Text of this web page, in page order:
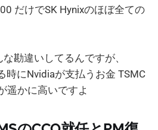
だけでSK Hynixのほぼ全ての
勘違いしてるんですが、
時にNvidiaが支払うお金 TSMC
遥かに高いですよ